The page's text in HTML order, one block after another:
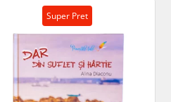
Super Pret